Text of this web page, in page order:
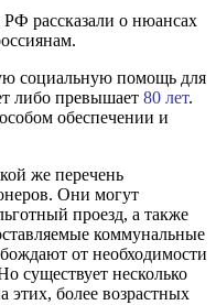
рассказали о нюансах
социальную помощь для
либо превышает 80 лет.
обеспечении и
же перечень
Они могут
проезд, а также
коммунальные
от необходимости
существует несколько
более возрастных